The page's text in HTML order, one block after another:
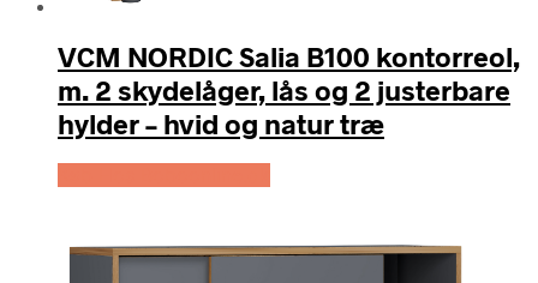
VCM NORDIC Salia B100 kontorreol,
m. 2 skydelåger, lås og 2 justerbare
hylder – hvid og natur træ